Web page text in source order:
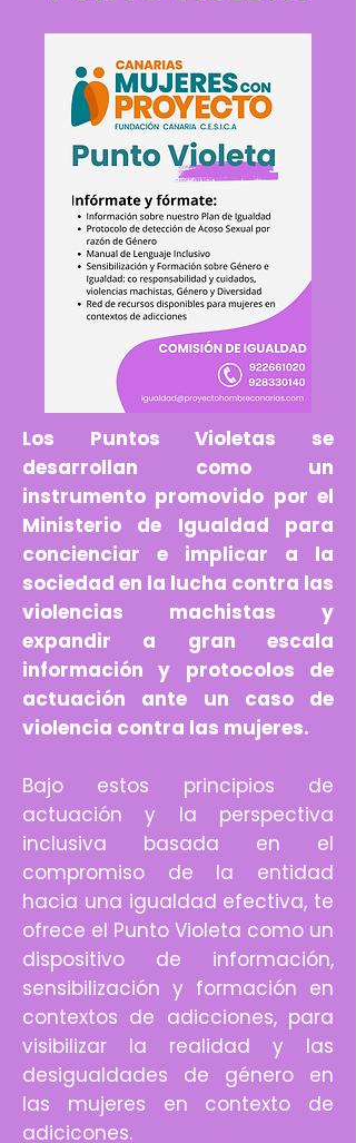
Los Puntos Violetas se
desarrollan como un
instrumento promovido por el
Ministerio de Igualdad para
concienciar e implicar a la
sociedad en la lucha contra las
violencias machistas y
expandir a gran escala
información y protocolos de
actuación ante un caso de
violencia contra las mujeres.
Bajo estos principios de
actuación y la perspectiva
inclusiva basada en el
compromiso de la entidad
hacia una igualdad efectiva, te
ofrece el Punto Violeta como un
dispositivo de información,
sensibilización y formación en
contextos de adicciones, para
visibilizar la realidad y las
desigualdades de género en
las mujeres en contexto de
adicicones.